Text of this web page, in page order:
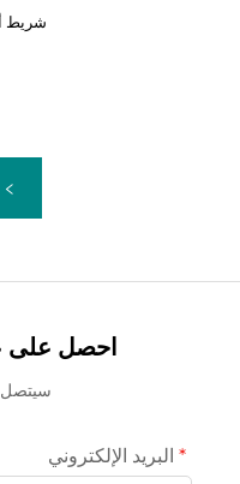
شريط
احصل
سيتصل
البريد الإلكتروني